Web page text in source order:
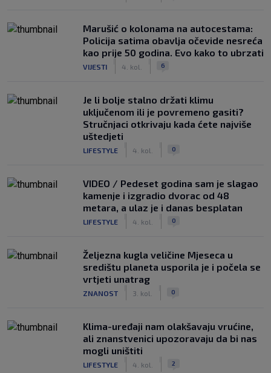
Marušić o kolonama na autocestama:
Policija satima obavlja očevide nesreća
kao prije 50 godina. Evo kako to ubrzati
VIJESTI 4. kol. 6
Je li bolje stalno držati klimu
uključenom ili je povremeno gasiti?
Stručnjaci otkrivaju kada ćete najviše
uštedjeti
LIFESTYLE 4. kol. 0
VIDEO / Pedeset godina sam je slagao
kamenje i izgradio dvorac od 48
metara, a ulaz je i danas besplatan
LIFESTYLE 4. kol. 0
Željezna kugla veličine Mjeseca u
središtu planeta usporila je i počela se
vrtjeti unatrag
ZNANOST 3. kol. 0
Klima-uređaji nam olakšavaju vrućine,
ali znanstvenici upozoravaju da bi nas
mogli uništiti
LIFESTYLE 4. kol. 2